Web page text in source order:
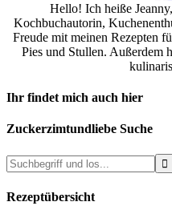
Hello! Ich heiße
Kochbuchautorin,
Freude mit meinen Rezepten
Pies und Stullen. Außerdem
Ihr findet mich auch hier
Zuckerzimtundliebe Suche
Rezeptübersicht